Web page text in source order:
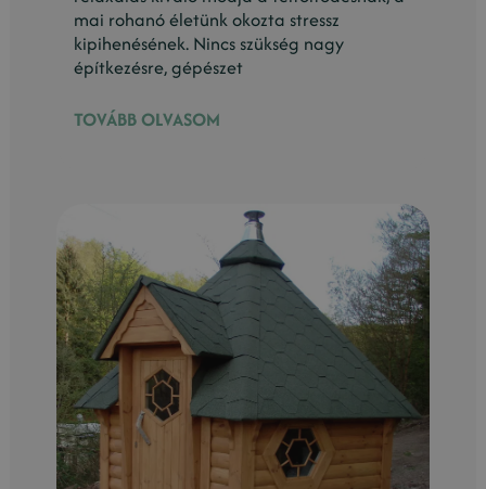
mai rohanó életünk okozta stressz
kipihenésének. Nincs szükség nagy
építkezésre, gépészet
TOVÁBB OLVASOM